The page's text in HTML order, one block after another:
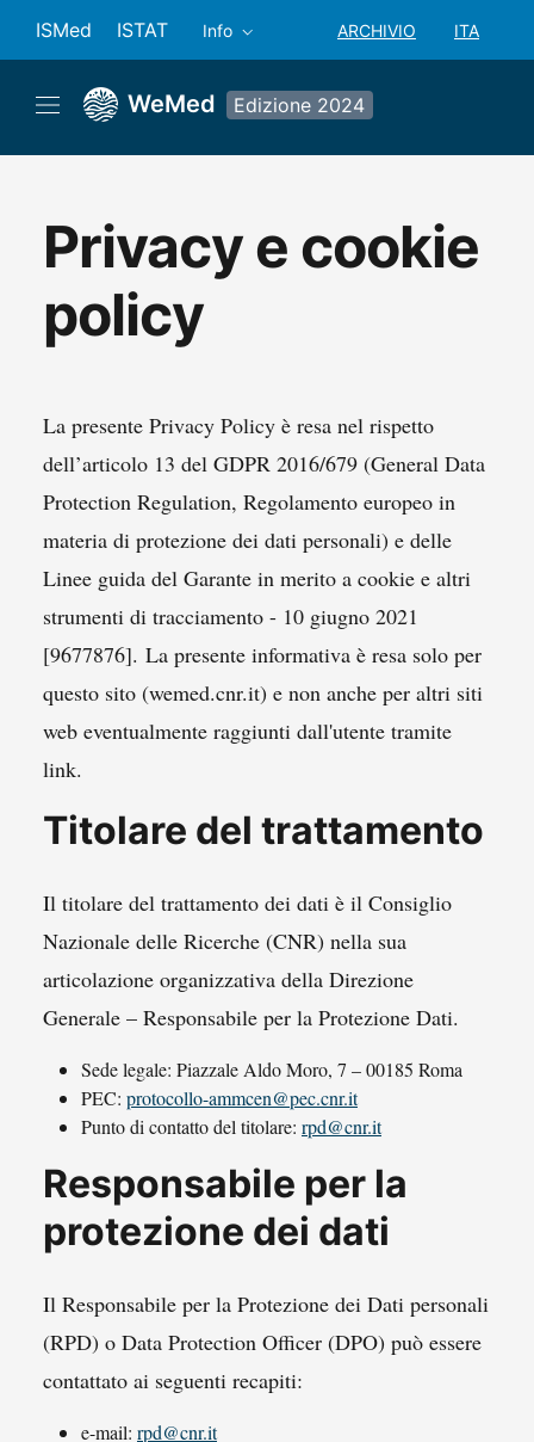
ISMed ISTAT Info SELEZIONE ANNO:
ARCHIVIO ITA
WeMed Edizione 2024
Privacy e cookie
policy
La presente Privacy Policy è resa nel rispetto
dell’articolo 13 del GDPR 2016/679 (General Data
Protection Regulation, Regolamento europeo in
materia di protezione dei dati personali) e delle
Linee guida del Garante in merito a cookie e altri
strumenti di tracciamento - 10 giugno 2021
[9677876]. La presente informativa è resa solo per
questo sito (wemed.cnr.it) e non anche per altri siti
web eventualmente raggiunti dall'utente tramite
link.
Titolare del trattamento
Il titolare del trattamento dei dati è il Consiglio
Nazionale delle Ricerche (CNR) nella sua
articolazione organizzativa della Direzione
Generale – Responsabile per la Protezione Dati.
Sede legale: Piazzale Aldo Moro, 7 – 00185 Roma
PEC: protocollo-ammcen@pec.cnr.it
Punto di contatto del titolare: rpd@cnr.it
Responsabile per la
protezione dei dati
Il Responsabile per la Protezione dei Dati personali
(RPD) o Data Protection Officer (DPO) può essere
contattato ai seguenti recapiti:
e-mail: rpd@cnr.it